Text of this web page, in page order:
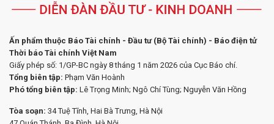
Ấn phẩm thuộc Báo Tài chính - Đầu tư (Bộ Tài chính) - Báo điện tử
Thời báo Tài chính Việt Nam
Giấy phép số: 1/GP-BC ngày 8 tháng 1 năm 2026 của Cục Báo chí.
Tổng biên tập: Phạm Văn Hoành
Phó tổng biên tập: Lê Trọng Minh; Ngô Chí Tùng; Nguyễn Văn Hồng
Tòa soạn: 34 Tuệ Tĩnh, Hai Bà Trưng, Hà Nội